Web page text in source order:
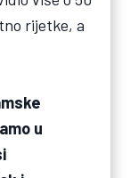
rijetke, a
u